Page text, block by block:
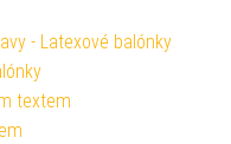
- Latexové balónky
textem